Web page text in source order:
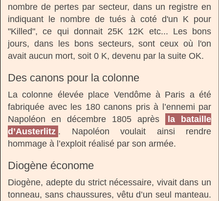
nombre de pertes par secteur, dans un registre en
indiquant le nombre de tués à coté d'un K pour
"Killed", ce qui donnait 25K 12K etc... Les bons
jours, dans les bons secteurs, sont ceux où l'on
avait aucun mort, soit 0 K, devenu par la suite OK.
Des canons pour la colonne
La colonne élevée place Vendôme à Paris a été
fabriquée avec les 180 canons pris à l’ennemi par
Napoléon en décembre 1805 après
la bataille
d’Austerlitz . Napoléon voulait ainsi rendre
hommage à l’exploit réalisé par son armée.
Diogène économe
Diogène, adepte du strict nécessaire, vivait dans un
tonneau, sans chaussures, vêtu d’un seul manteau.